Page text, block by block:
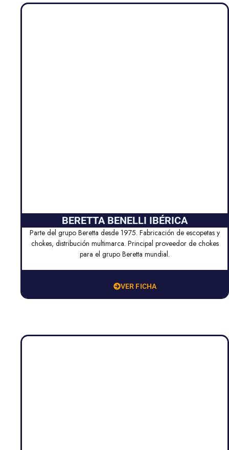
BERETTA BENELLI IBÉRICA
Parte del grupo Beretta desde 1975. Fabricación de escopetas y
chokes, distribución multimarca. Principal proveedor de chokes
para el grupo Beretta mundial.
VER FICHA